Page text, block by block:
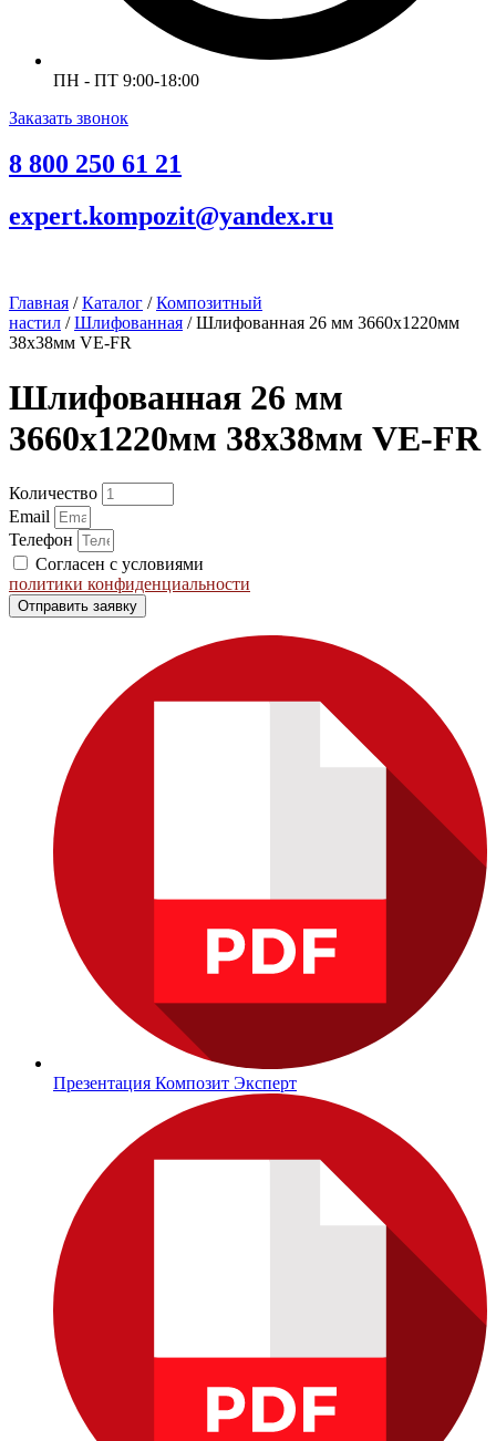
ПН - ПТ 9:00-18:00
Заказать звонок
8 800 250 61 21
expert.kompozit@yandex.ru
Главная /Каталог /Композитный
настил /Шлифованная / Шлифованная 26 мм 3660х1220мм
38х38мм VE-FR
Шлифованная 26 мм
3660х1220мм 38х38мм VE-FR
Количество
Email
Телефон
Согласен с условиями
политики конфиденциальности
Отправить заявку
Презентация Композит Эксперт